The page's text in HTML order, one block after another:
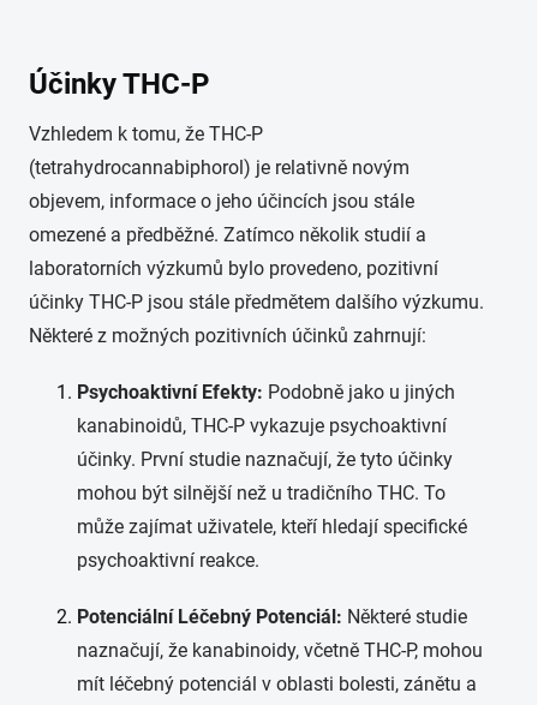
Účinky THC-P
Vzhledem k tomu, že THC-P
(tetrahydrocannabiphorol) je relativně novým
objevem, informace o jeho účincích jsou stále
omezené a předběžné. Zatímco několik studií a
laboratorních výzkumů bylo provedeno, pozitivní
účinky THC-P jsou stále předmětem dalšího výzkumu.
Některé z možných pozitivních účinků zahrnují:
Psychoaktivní Efekty: Podobně jako u jiných
kanabinoidů, THC-P vykazuje psychoaktivní
účinky. První studie naznačují, že tyto účinky
mohou být silnější než u tradičního THC. To
může zajímat uživatele, kteří hledají specifické
psychoaktivní reakce.
Potenciální Léčebný Potenciál: Některé studie
naznačují, že kanabinoidy, včetně THC-P, mohou
mít léčebný potenciál v oblasti bolesti, zánětu a